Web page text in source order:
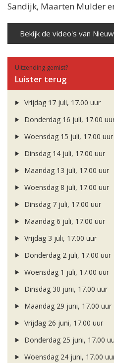
Sandijk, Maarten Mulder
Bekijk de video's van
Uitzending gemist?
Luister terug
Vrijdag 17 juli, 17.00 uur
Donderdag 16 juli, 17.00
Woensdag 15 juli, 17.00 uur
Dinsdag 14 juli, 17.00 uur
Maandag 13 juli, 17.00 uur
Woensdag 8 juli, 17.00 uur
Dinsdag 7 juli, 17.00 uur
Maandag 6 juli, 17.00 uur
Vrijdag 3 juli, 17.00 uur
Donderdag 2 juli, 17.00 uur
Woensdag 1 juli, 17.00 uur
Dinsdag 30 juni, 17.00 uur
Maandag 29 juni, 17.00 uur
Vrijdag 26 juni, 17.00 uur
Donderdag 25 juni, 17.00
Woensdag 24 juni, 17.00